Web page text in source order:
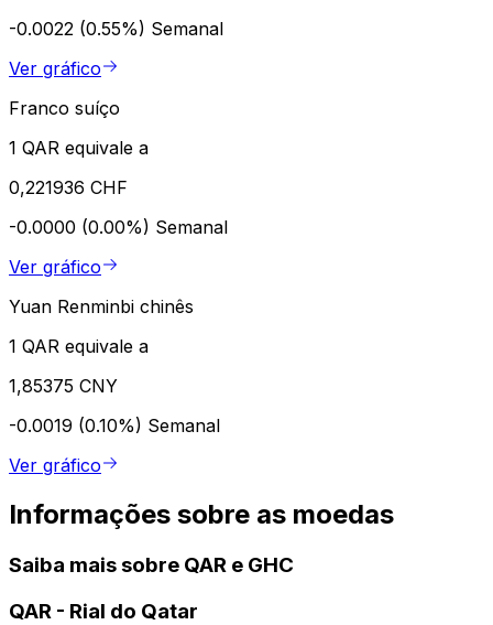
-0.0022 (0.55%) Semanal
Ver gráfico
Franco suíço
1 QAR equivale a
0,221936 CHF
-0.0000 (0.00%) Semanal
Ver gráfico
Yuan Renminbi chinês
1 QAR equivale a
1,85375 CNY
-0.0019 (0.10%) Semanal
Ver gráfico
Informações sobre as moedas
Saiba mais sobre QAR e GHC
QAR - Rial do Qatar